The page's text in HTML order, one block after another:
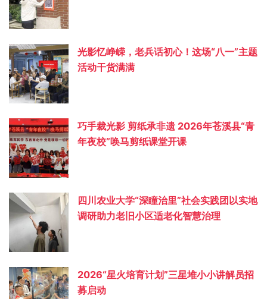
光影忆峥嵘，老兵话初心！这场“八一”主题
活动干货满满
巧手裁光影 剪纸承非遗 2026年苍溪县“青
年夜校”唤马剪纸课堂开课
四川农业大学“深瞳治里”社会实践团以实地
调研助力老旧小区适老化智慧治理
2026“星火培育计划”三星堆小小讲解员招
募启动